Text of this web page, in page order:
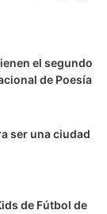
el segundo
de Poesía
ser una ciudad
de Fútbol de